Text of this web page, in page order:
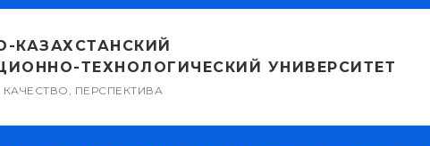
КАЗАХСТАНСКИЙ
ТЕХНОЛОГИЧЕСКИЙ УНИВЕРСИТЕТ
ПЕРСПЕКТИВА